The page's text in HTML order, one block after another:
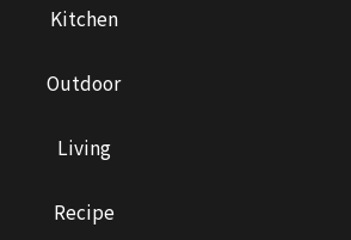
Kitchen
Outdoor
Living
Recipe